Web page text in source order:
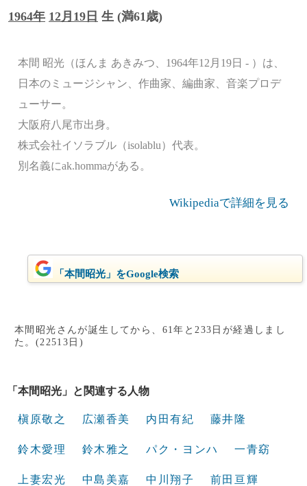
1964年 12月19日 生 (満61歳)
本間 昭光（ほんま あきみつ、1964年12月19日 - ）は、
日本のミュージシャン、作曲家、編曲家、音楽プロデ
ューサー。
大阪府八尾市出身。
株式会社イソラブル（isolablu）代表。
別名義にak.hommaがある。
Wikipediaで詳細を見る
「本間昭光」をGoogle検索
本間昭光さんが誕生してから、61年と233日が経過しまし
た。(22513日)
「本間昭光」と関連する人物
槇原敬之 広瀬香美 内田有紀 藤井隆
鈴木愛理 鈴木雅之 パク・ヨンハ 一青窈
上妻宏光 中島美嘉 中川翔子 前田亘輝